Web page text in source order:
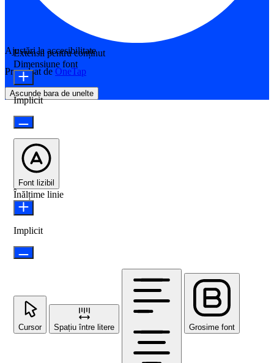
Ajustări la accesibilitate
Propulsat de OneTap
Ascunde bara de unelte
Extensii pentru conținut
Dimensiune font
Implicit
Font lizibil
Înălțime linie
Implicit
Cursor Spațiu între litere Grosime font